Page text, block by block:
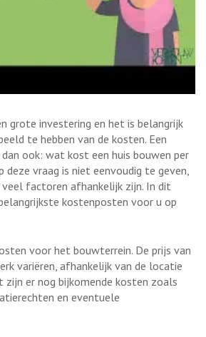
grote investering en het is belangrijk
te hebben van de kosten. Een
ook: wat kost een huis bouwen per
vraag is niet eenvoudig te geven,
factoren afhankelijk zijn. In dit
kostenposten voor u op
voor het bouwterrein. De prijs van
variëren, afhankelijk van de locatie
zijn er nog bijkomende kosten zoals
en eventuele